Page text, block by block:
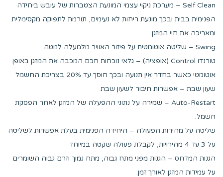
Self Clean – מערכת ניקוי עצמי המונעת הצטברות של עובש ביחידה
הפנימית בבית ובכך מונעת ריחות לא נעימים, תורמת לתפוקה מקסימלית
ומאריכה את חיי המזגן.
Swing – שליטה אוטומטית על פיזור האוויר מלמעלה למטה.
טורנדו Control (אופציה) – גלאי נוכחות חכם המכבה את המזגן באופן
אוטומטי כאשר בחדר אין תנועה ובכך חוסך עד 20% בצריכת החשמל
שעון שבת – אפשרות חיבור לשעון שבת
Auto-Restart – שמירה על נתוני ההפעלה של המזגן לאחר הפסקת
חשמל.
שליטה על מהירות הפעולה – היחידה הפנימית בעלת אפשרות לשליטה
על 3 עד 4 מהירויות, לקבלת פעולה שקטה במיוחד
הגנות המדחס – הגנות מפני מתח גבוה, מתח נמוך וזרם גבוה השומרים
על עמידות המזגן לאורך זמן.